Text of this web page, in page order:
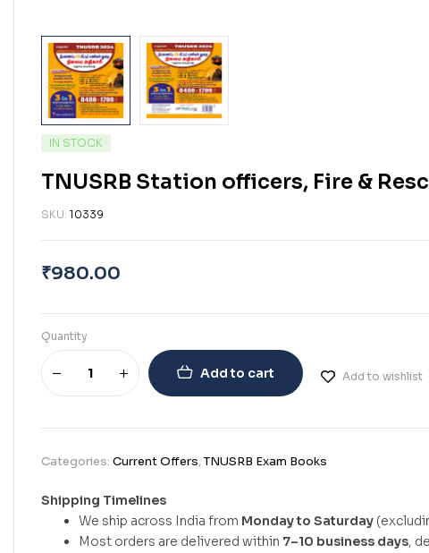
IN STOCK
TNUSRB Station officers, Fire &
SKU: 10339
₹980.00
Quantity
Add to cart Add to wishlist
Categories: Current Offers,TNUSRB Exam Books
Shipping Timelines
We ship across India from Monday to Saturday
Most orders are delivered within 7–10 business days,